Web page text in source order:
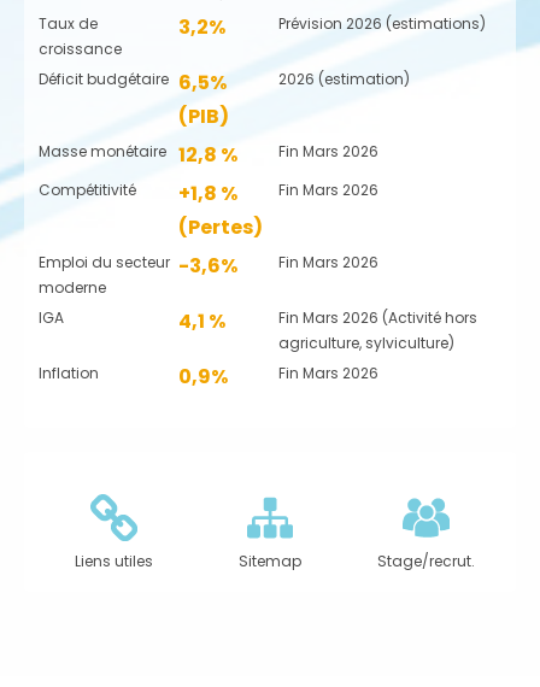
Taux de
croissance
3,2% Prévision 2026 (estimations)
Déficit budgétaire 6,5%
(PIB)
2026 (estimation)
Masse monétaire 12,8 %
Fin Mars 2026
Compétitivité
+1,8 %
(Pertes)
Fin Mars 2026
Emploi du secteur
moderne
-3,6% Fin Mars 2026
IGA 4,1 %
Fin Mars 2026 (Activité hors
agriculture, sylviculture)
Inflation
0,9% Fin Mars 2026
Liens utiles Sitemap Stage/recrut.